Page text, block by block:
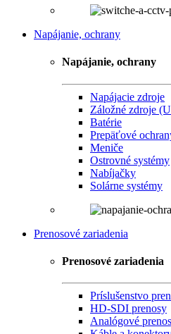
Napájanie, ochrany
Napájanie, ochrany
Napájacie zdroje
Záložné zdroje
Batérie
Prepäťové
Meniče
Ostrovné systémy
Nabíjačky
Solárne systémy
Prenosové zariadenia
Prenosové zariadenia
Príslušenstvo
HD-SDI prenosy
Analógové